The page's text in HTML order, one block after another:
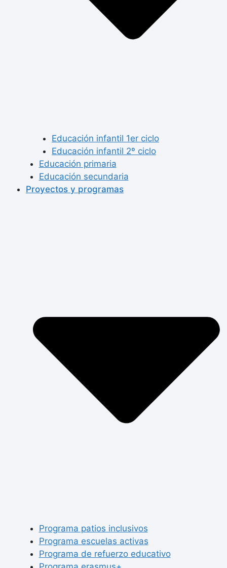
Educación infantil 1er ciclo
Educación infantil 2º ciclo
Educación primaria
Educación secundaria
Proyectos y programas
Programa patios inclusivos
Programa escuelas activas
Programa de refuerzo educativo